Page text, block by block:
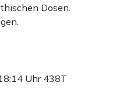
Dosen.
Uhr 438T